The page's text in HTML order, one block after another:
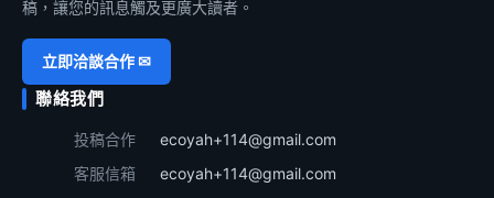
稿，讓您的訊息觸及更廣大讀者。
立即洽談合作 ✉
聯絡我們
投稿合作
ecoyah+114@gmail.com
客服信箱
ecoyah+114@gmail.com